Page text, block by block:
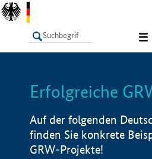
LISTE
Erfolgreiche
Auf der folgenden
finden Sie konkrete
GRW-Projekte!